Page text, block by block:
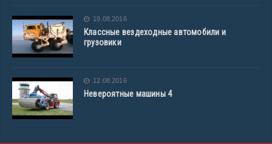
19.08.2016
Классные вездеходные автомобили и
грузовики
12.08.2016
Невероятные машины 4